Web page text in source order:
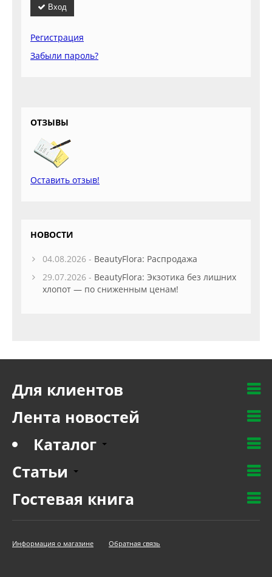
Вход
Регистрация
Забыли пароль?
ОТЗЫВЫ
Оставить отзыв!
НОВОСТИ
04.08.2026 - BeautyFlora: Распродажа
29.07.2026 - BeautyFlora: Экзотика без лишних
хлопот — по сниженным ценам!
Для клиентов
Лента новостей
Каталог
Статьи
Гостевая книга
Информация о магазине Обратная связь